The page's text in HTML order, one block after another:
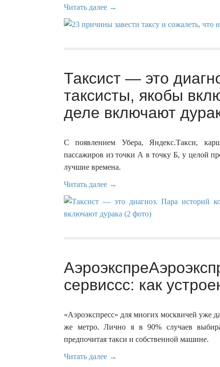
Читать далее →
Таксист — это
таксисты, якобы
деле включают
С появлением Убера, Яндекс.Такси,
пассажиров из точки А в точку Б, у целой
лучшие времена.
Читать далее →
сервиссс: как
«Аэроэкспресс» для многих москвичей уже
же метро. Лично я в 90% случаев
предпочитая такси и собственной машине.
Читать далее →